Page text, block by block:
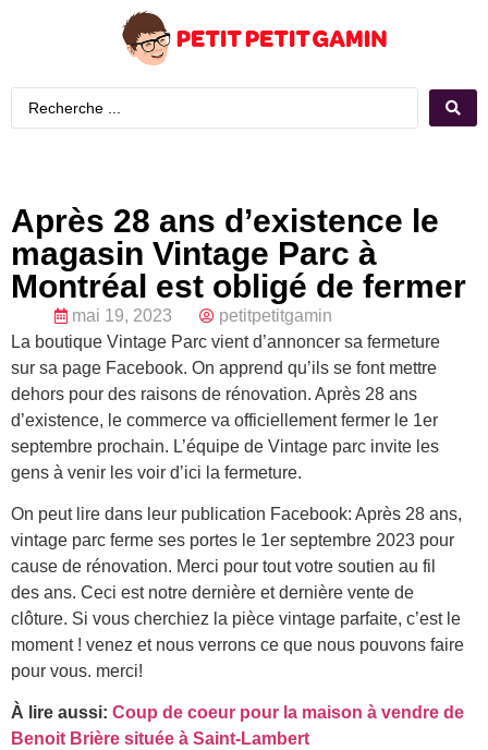
Après 28 ans d’existence le
magasin Vintage Parc à
Montréal est obligé de fermer
mai 19, 2023
petitpetitgamin
La boutique Vintage Parc vient d’annoncer sa fermeture
sur sa page Facebook. On apprend qu’ils se font mettre
dehors pour des raisons de rénovation. Après 28 ans
d’existence, le commerce va officiellement fermer le 1er
septembre prochain. L’équipe de Vintage parc invite les
gens à venir les voir d’ici la fermeture.
On peut lire dans leur publication Facebook: Après 28 ans,
vintage parc ferme ses portes le 1er septembre 2023 pour
cause de rénovation. Merci pour tout votre soutien au fil
des ans. Ceci est notre dernière et dernière vente de
clôture. Si vous cherchiez la pièce vintage parfaite, c’est le
moment ! venez et nous verrons ce que nous pouvons faire
pour vous. merci!
À lire aussi: Coup de coeur pour la maison à vendre de
Benoit Brière située à Saint-Lambert